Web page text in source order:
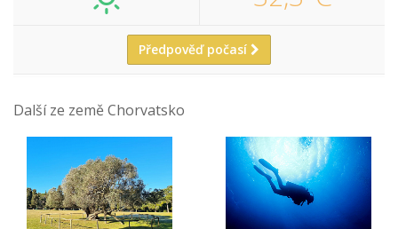
Předpověď počasí
Další ze země Chorvatsko